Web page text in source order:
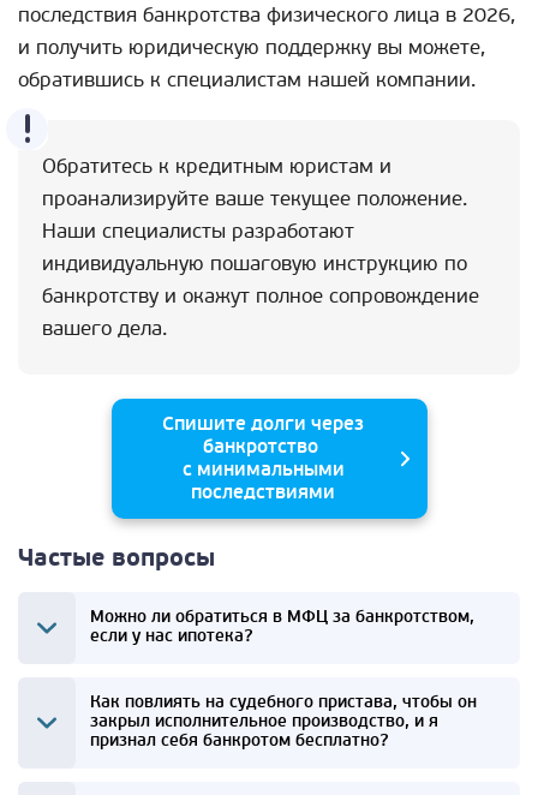
последствия банкротства физического лица в 2026,
и получить юридическую поддержку вы можете,
обратившись к специалистам нашей компании.
Обратитесь к кредитным юристам и
проанализируйте ваше текущее положение.
Наши специалисты разработают
индивидуальную пошаговую инструкцию по
банкротству и окажут полное сопровождение
вашего дела.
Спишите долги через
банкротство
с минимальными
последствиями
Частые вопросы
Можно ли обратиться в МФЦ за банкротством,
если у нас ипотека?
Как повлиять на судебного пристава, чтобы он
закрыл исполнительное производство, и я
признал себя банкротом бесплатно?